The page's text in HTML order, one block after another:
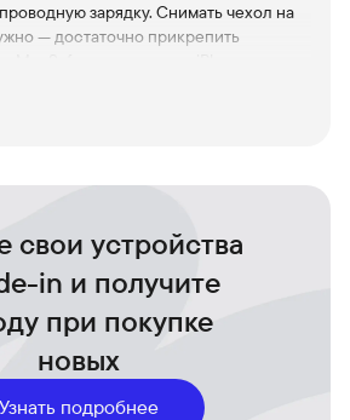
зарядку. Снимать чехол на
— достаточно прикрепить
стандарта Qi.
свои устройства
in и получите
при покупке
новых
Узнать подробнее